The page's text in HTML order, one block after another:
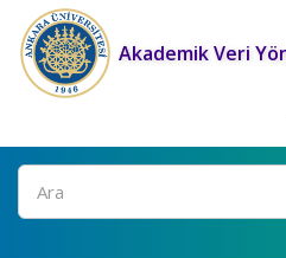
Akademik Veri
Ara